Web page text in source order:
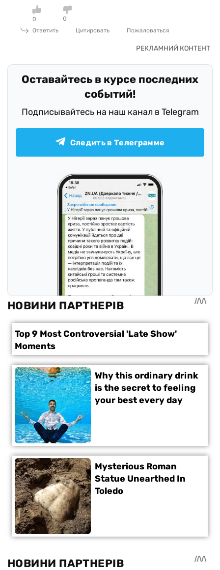
0
0
Ответить
Цитировать Пожаловаться
Оставайтесь в курсе последних
событий!
Подписывайтесь на наш канал в Telegram
Следить в Телеграмме